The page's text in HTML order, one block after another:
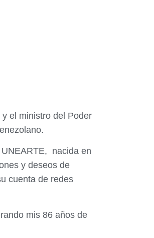
el ministro del Poder
nacida en
y deseos de
cuenta de redes
mis 86 años de